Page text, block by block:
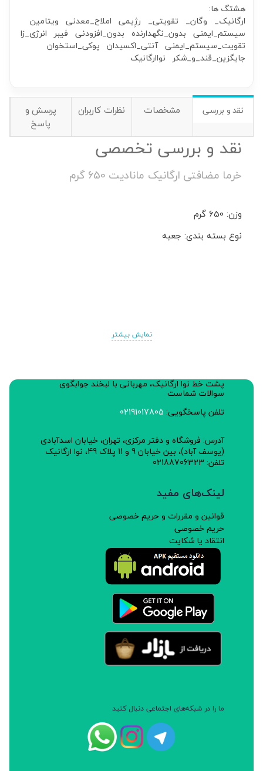
هشتگ ها:
ارگانیک_ وگان_ تقویتی_ رژِیمی املاح_معدنی ویتامین
سیستم_ایمنی بدون_نگهدارنده بدون_افزودنی فیبر انرژی_زا
تقویت_سیستم_ایمنی آنتی_اکسیدان پوکی_استخوان
جایگزین_قند_و_شکر نواارگانیک
نقد و بررسی مشخصات نظرات کاربران
پرسش و
پاسخ
نقد و بررسی تخصصی
خرما مضافتی ارگانیک مانادیت 650 گرم
وزن: 650 گرم
نوع بسته بندی: جعبه
نمایش بیشتر
پشت خط نوا ارگانیک، مهربانی با لبخند جوابگوی
سوالات شماست
تلفن پاسخگویی: 02191017805
آدرس: فروشگاه و دفتر مرکزی، تهران، خیابان اسدآبادی
(یوسف آباد)، بین خیابان 9 و 11 پلاک 49، نوا ارگانیک
تلفن: 02188706323
لینک‌های مفید
قوانین و مقررات و حریم خصوصی
حریم خصوصی
انتقاد یا شکایت
ما را در شبکه‌های اجتماعی دنبال کنید